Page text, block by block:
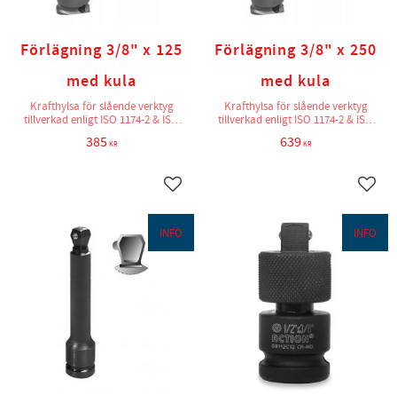
Förlägning 3/8" x 125
med kula
Krafthylsa för slående verktyg
tillverkad enligt ISO 1174-2 & ISO
385KR
Lägg till i favoriter
Förlägning 3/8" x 250
med kula
Krafthylsa för slående verktyg
tillverkad enligt ISO 1174-2 & ISO
639KR
INFO INFO